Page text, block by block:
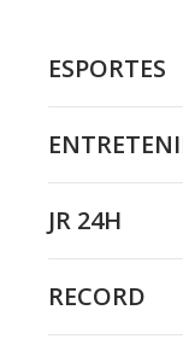
ESPORTES
JR 24H
RECORD